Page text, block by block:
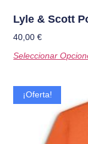
Lyle & Scott
40,00€
Seleccionar
¡Oferta!